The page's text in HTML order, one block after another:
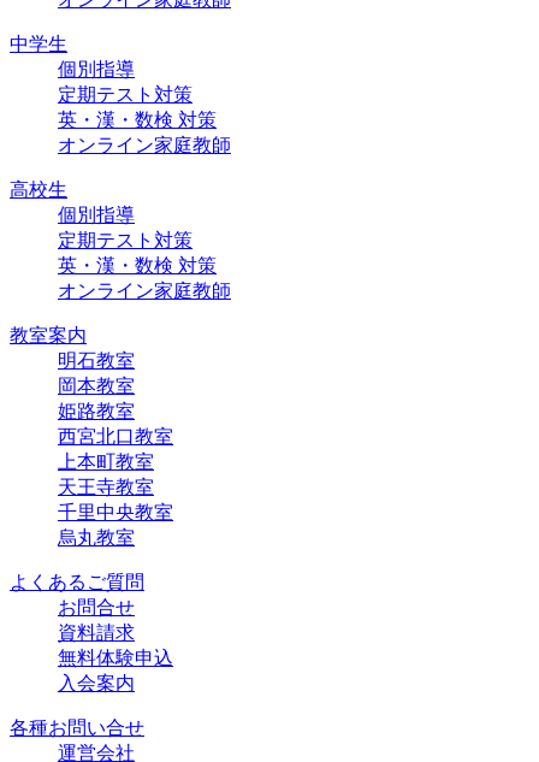
中学生
個別指導
定期テスト対策
英・漢・数検 対策
オンライン家庭教師
高校生
個別指導
定期テスト対策
英・漢・数検 対策
オンライン家庭教師
教室案内
明石教室
岡本教室
姫路教室
西宮北口教室
上本町教室
天王寺教室
千里中央教室
烏丸教室
よくあるご質問
お問合せ
資料請求
無料体験申込
入会案内
各種お問い合せ
運営会社